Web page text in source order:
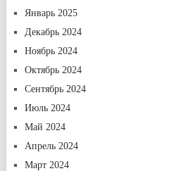
Январь 2025
Декабрь 2024
Ноябрь 2024
Октябрь 2024
Сентябрь 2024
Июль 2024
Май 2024
Апрель 2024
Март 2024